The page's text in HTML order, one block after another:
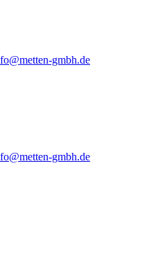
@metten-gmbh.de
@metten-gmbh.de